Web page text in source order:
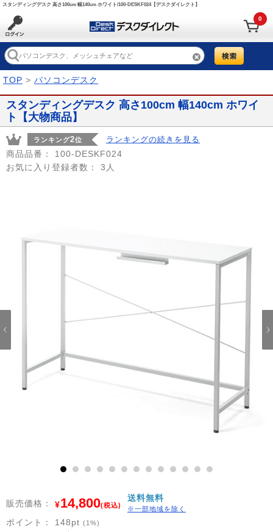
スタンディングデスク 高さ100cm 幅140cm ホワイト/100-DESKF024【デスクダイレクト】
0
TOP > パソコンデスク
スタンディングデスク 高さ100cm 幅140cm ホワイ
ト【大物商品】
ランキング2位 ランキングの続きを見る
商品品番：
100-DESKF024
お気に入り登録者数：
3人
10 11 12
販売価格： ¥14,800(税込)
送料無料
※一部地域を除く
ポイント： 148pt (1%)